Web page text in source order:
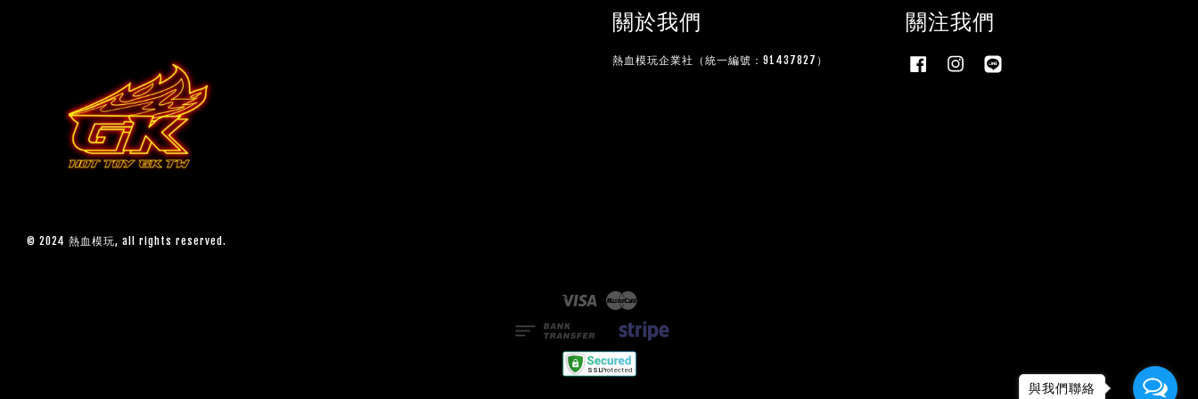
© 2024 熱血模玩, all rights reserved.
關於我們
熱血模玩企業社（統一編號：91437827）
關注我們
Facebook Instagram
Visa
與我們聯絡